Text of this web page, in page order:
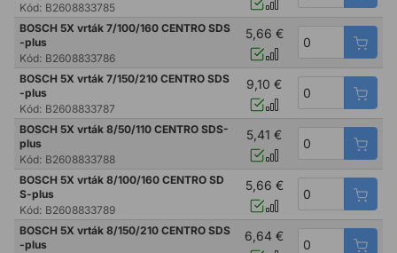
Kód: B2608833785
BOSCH 5X vrták 7/100/160 CENTRO SDS
-plus
Kód: B2608833786
5,66 €
BOSCH 5X vrták 7/150/210 CENTRO SDS
-plus
Kód: B2608833787
9,10 €
BOSCH 5X vrták 8/50/110 CENTRO SDS-
plus
Kód: B2608833788
5,41 €
BOSCH 5X vrták 8/100/160 CENTRO SD
S-plus
Kód: B2608833789
5,66 €
BOSCH 5X vrták 8/150/210 CENTRO SDS
-plus
6,64 €